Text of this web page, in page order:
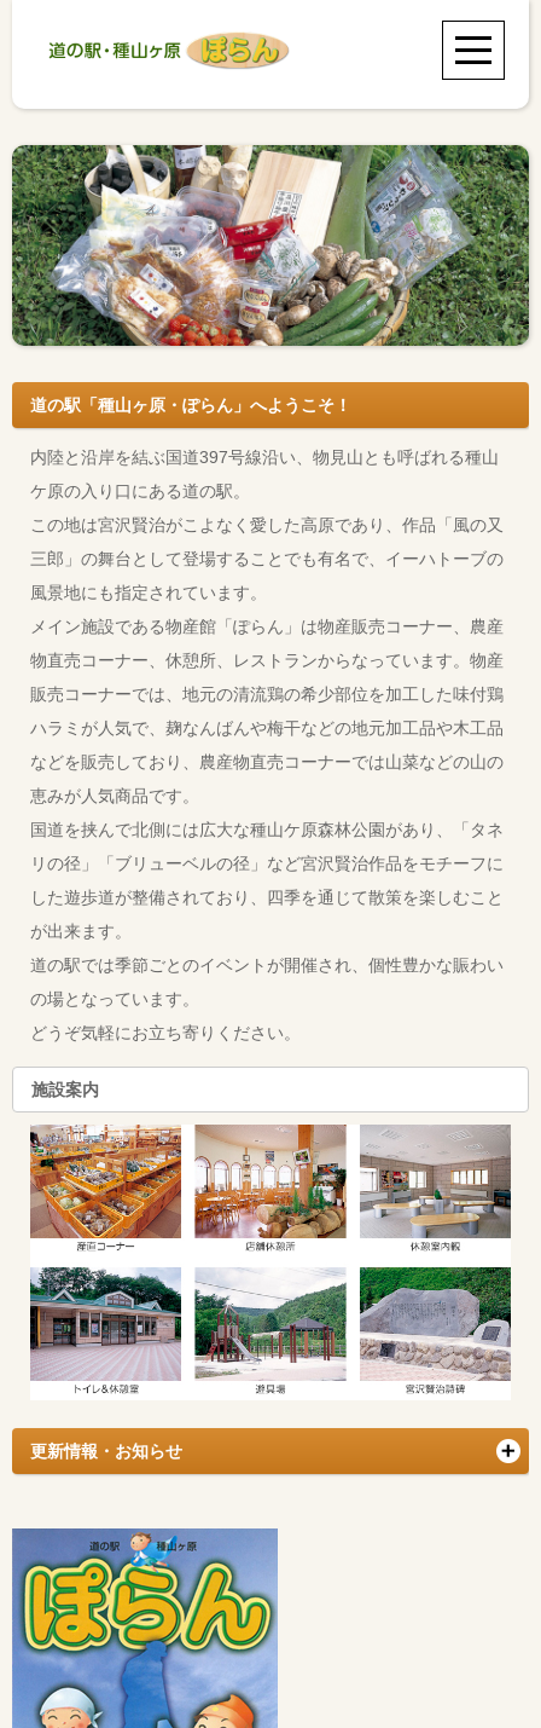
道の駅「種山ヶ原・ぽらん」へようこそ！
内陸と沿岸を結ぶ国道397号線沿い、物見山とも呼ばれる種山
ケ原の入り口にある道の駅。
この地は宮沢賢治がこよなく愛した高原であり、作品「風の又
三郎」の舞台として登場することでも有名で、イーハトーブの
風景地にも指定されています。
メイン施設である物産館「ぽらん」は物産販売コーナー、農産
物直売コーナー、休憩所、レストランからなっています。物産
販売コーナーでは、地元の清流鶏の希少部位を加工した味付鶏
ハラミが人気で、麹なんばんや梅干などの地元加工品や木工品
などを販売しており、農産物直売コーナーでは山菜などの山の
恵みが人気商品です。
国道を挟んで北側には広大な種山ケ原森林公園があり、「タネ
リの径」「ブリューベルの径」など宮沢賢治作品をモチーフに
した遊歩道が整備されており、四季を通じて散策を楽しむこと
が出来ます。
道の駅では季節ごとのイベントが開催され、個性豊かな賑わい
の場となっています。
どうぞ気軽にお立ち寄りください。
施設案内
更新情報・お知らせ